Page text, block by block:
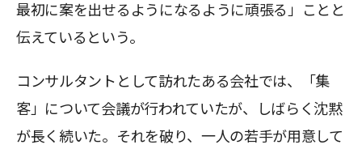
最初に案を出せるようになるように頑張る」ことと
伝えているという。
コンサルタントとして訪れたある会社では、「集
客」について会議が行われていたが、しばらく沈黙
が長く続いた。それを破り、一人の若手が用意して